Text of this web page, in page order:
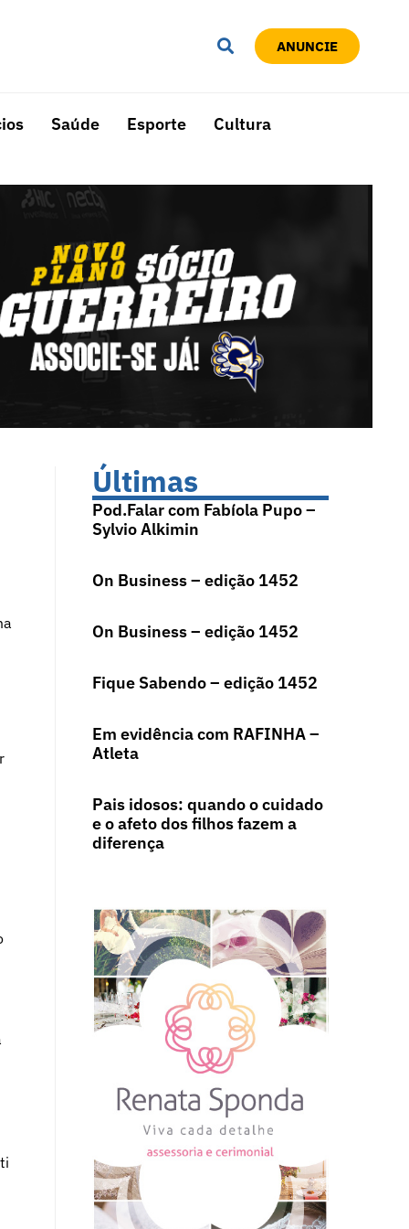
ANUNCIE
Saúde Esporte Cultura
Últimas
Pod.Falar com Fabíola Pupo –
Sylvio Alkimin
On Business – edição 1452
On Business – edição 1452
Fique Sabendo – edição 1452
Em evidência com RAFINHA –
Atleta
Pais idosos: quando o cuidado
e o afeto dos filhos fazem a
diferença